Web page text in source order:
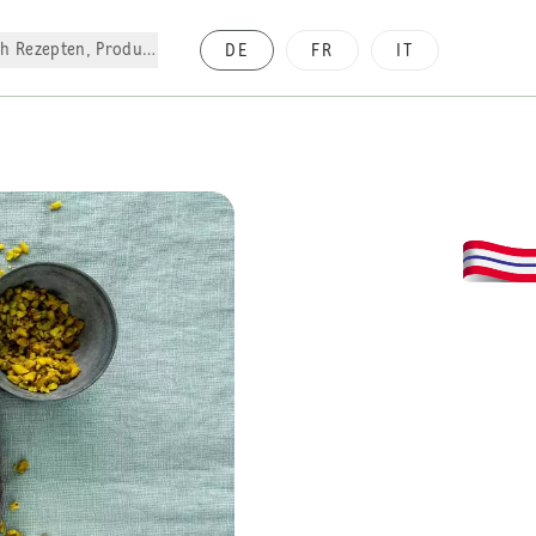
Rezepten, Produkte, etc. DE FR